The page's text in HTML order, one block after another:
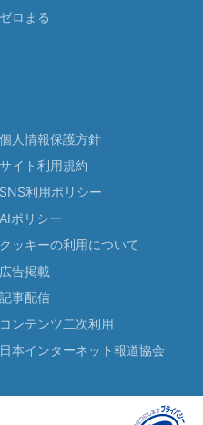
ゼロまる
個人情報保護方針
サイト利用規約
SNS利用ポリシー
AIポリシー
クッキーの利用について
広告掲載
記事配信
コンテンツ二次利用
日本インターネット報道協会